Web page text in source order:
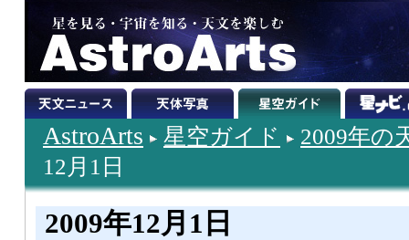
AstroArts 星空ガイド
2009年の
12月1日
2009年12月1日